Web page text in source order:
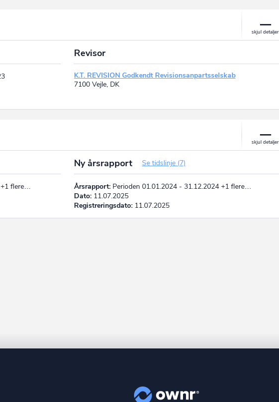
Revisor
K.T. REVISION Godkendt Revisionsanpartsselskab
7100 Vejle, DK
+1 flere…
Ny årsrapport Se tidslinje (7)
Årsrapport:Perioden 01.01.2024 - 31.12.2024 +1 flere…
Dato:11.07.2025
Registreringsdato:11.07.2025